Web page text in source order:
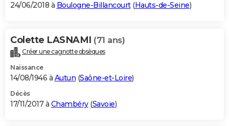
24/06/2018 à Boulogne-Billancourt(Hauts-de-Seine)
Colette LASNAMI (71 ans)
Créer une cagnotte obsèques
Naissance
14/08/1946 à Autun (Saône-et-Loire)
Décès
17/11/2017 à Chambéry(Savoie)